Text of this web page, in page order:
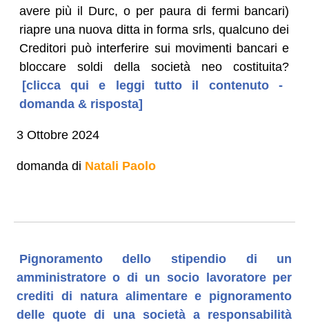
avere più il Durc, o per paura di fermi bancari)
riapre una nuova ditta in forma srls, qualcuno dei
Creditori può interferire sui movimenti bancari e
bloccare soldi della società neo costituita?
[clicca qui e leggi tutto il contenuto -
domanda & risposta]
3 Ottobre 2024
domanda di Natali Paolo
Pignoramento dello stipendio di un
amministratore o di un socio lavoratore per
crediti di natura alimentare e pignoramento
delle quote di una società a responsabilità